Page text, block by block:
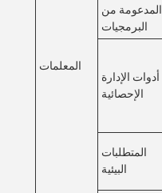
المعلمات
المدعومة من
البرمجيات
أدوات الإدارة
الإحصائية
المتطلبات
البيئية